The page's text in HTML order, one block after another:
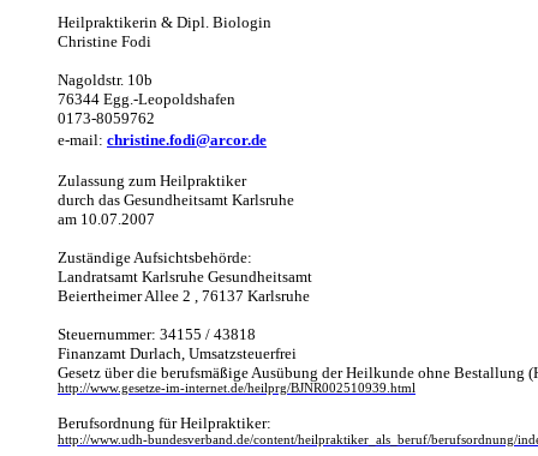
Heilpraktikerin & Dipl. Biologin
Christine Fodi
Nagoldstr. 10b
76344 Egg.-Leopoldshafen
0173-8059762
e-mail: christine.fodi@arcor.de
Zulassung zum Heilpraktiker
durch das Gesundheitsamt Karlsruhe
am 10.07.2007
Zuständige Aufsichtsbehörde:
Landratsamt Karlsruhe Gesundheitsamt
Beiertheimer Allee 2 , 76137 Karlsruhe
Steuernummer: 34155 / 43818
Finanzamt Durlach, Umsatzsteuerfrei
Gesetz über die berufsmäßige Ausübung der Heilkunde ohne Bestallung
http://www.gesetze-im-internet.de/heilprg/BJNR002510939.html
Berufsordnung für Heilpraktiker:
http://www.udh-bundesverband.de/content/heilpraktiker_als_beruf/berufsordnung/